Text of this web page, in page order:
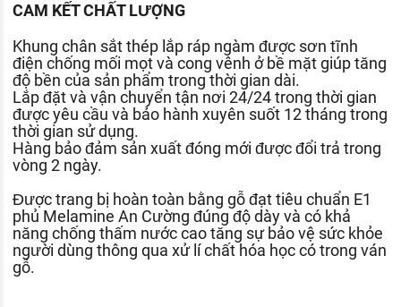
CAM KẾT CHẤT LƯỢNG
Khung chân sắt thép lắp ráp ngàm được sơn tĩnh
điện chống mối mọt và cong vênh ở bề mặt giúp tăng
độ bền của sản phẩm trong thời gian dài.
Lắp đặt và vận chuyển tận nơi 24/24 trong thời gian
được yêu cầu và bảo hành xuyên suốt 12 tháng trong
thời gian sử dụng.
Hàng bảo đảm sản xuất đóng mới được đổi trả trong
vòng 2 ngày.
Được trang bị hoàn toàn bằng gỗ đạt tiêu chuẩn E1
phủ Melamine An Cường đúng độ dày và có khả
năng chống thấm nước cao tăng sự bảo vệ sức khỏe
người dùng thông qua xử lí chất hóa học có trong ván
gỗ.